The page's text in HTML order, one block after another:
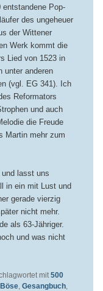
Pop-
des ungeheuer
der Wittener
Werk kommt die
Lied von 1523 in
unter anderen
(vgl. EG 341). Ich
Reformators
und auch
die Freude
Martin mehr zum
und lasst uns
in ein mit Lust und
gerade vierzig
nicht mehr.
als 63-Jähriger.
und was nicht
mit 500
, Gesangbuch,